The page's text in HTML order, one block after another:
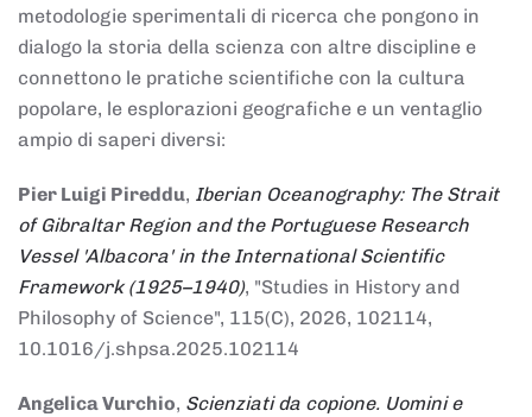
metodologie sperimentali di ricerca che pongono in
dialogo la storia della scienza con altre discipline e
connettono le pratiche scientifiche con la cultura
popolare, le esplorazioni geografiche e un ventaglio
ampio di saperi diversi:
Pier Luigi Pireddu, Iberian Oceanography: The Strait
of Gibraltar Region and the Portuguese Research
Vessel 'Albacora' in the International Scientific
Framework (1925–1940), "Studies in History and
Philosophy of Science", 115(C), 2026, 102114,
10.1016/j.shpsa.2025.102114
Angelica Vurchio, Scienziati da copione. Uomini e